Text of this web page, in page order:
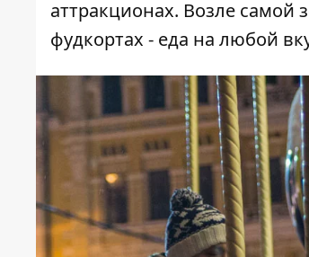
аттракционах. Возле самой
фудкортах - еда на любой